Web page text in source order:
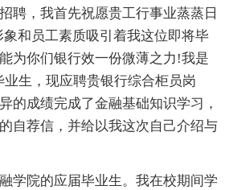
聘，我首先祝愿贵工行事业蒸蒸日
和员工素质吸引着我这位即将毕
为你们银行效一份微薄之力!我是
生，现应聘贵银行综合柜员岗
的成绩完成了金融基础知识学习，
自荐信，并给以我这次自己介绍与
学院的应届毕业生。我在校期间学